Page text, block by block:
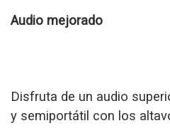
Audio mejorado
Disfruta de un audio
y semiportátil con los